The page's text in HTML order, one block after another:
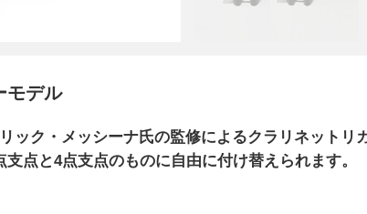
デル
ック・メッシーナ氏の監修によるクラリネットリ
点と4点支点のものに自由に付け替えられます。